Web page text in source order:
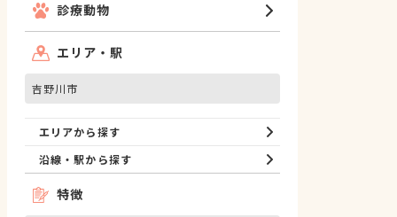
診療動物
エリア・駅
吉野川市
エリアから探す
沿線・駅から探す
特徴